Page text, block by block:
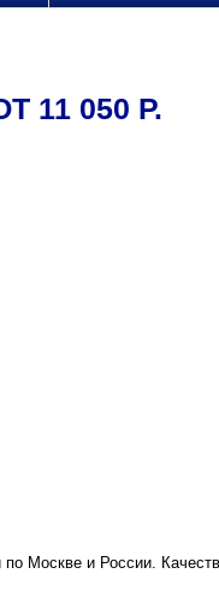
11 050 Р.
Москве и России.